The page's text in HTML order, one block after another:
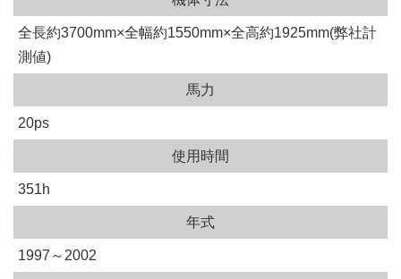
全長約3700mm×全幅約1550mm×全高約1925mm(弊社計
測値)
馬力
20ps
使用時間
351h
年式
1997～2002